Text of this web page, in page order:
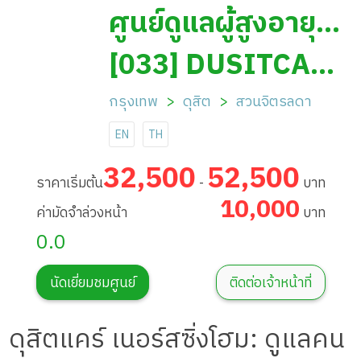
ศูนย์ดูแลผู้สูงอายุ
ดุสิตแคร์ เนอร์สซิ่ง
โฮม
[033] DUSITCARE
NURSING HOME
กรุงเทพ ดุสิต สวนจิตรลดา
EN TH
ราคาเริ่มต้น32,500 - 52,500 บาท
ค่ามัดจำล่วงหน้า
10,000 บาท
0.0
นัดเยี่ยมชมศูนย์ ติดต่อเจ้าหน้าที่
ดุสิตแคร์ เนอร์สซิ่งโฮม: ดูแลคน